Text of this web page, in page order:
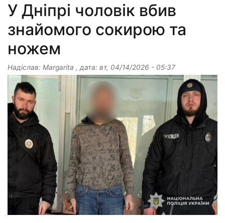
У Дніпрі чоловік вбив
знайомого сокирою та
ножем
Надіслав: Margarita , дата: вт, 04/14/2026 - 05:37